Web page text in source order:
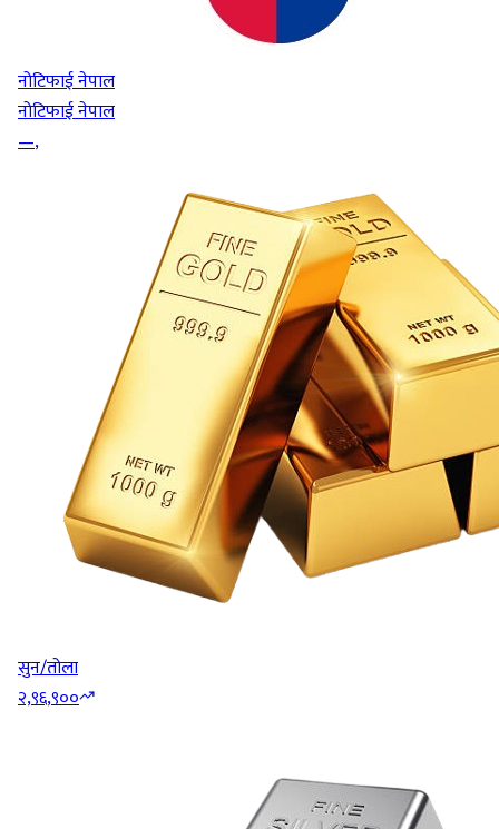
नोटिफाई नेपाल
नोटिफाई नेपाल
—,
सुन/तोला
२,९६,९००